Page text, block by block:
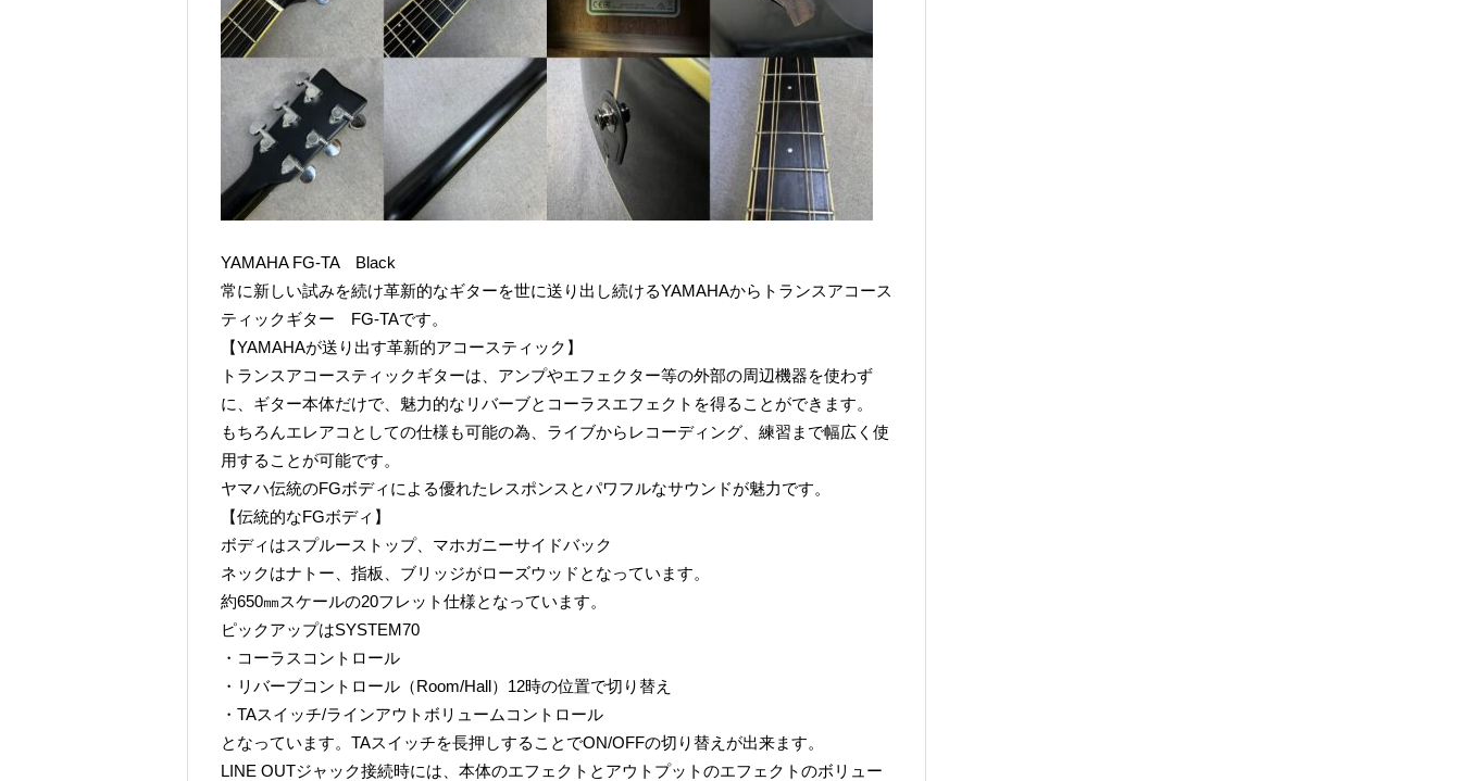
YAMAHA FG-TA Black
常に新しい試みを続け革新的なギターを世に送り出し続けるYAMAHAからトランスアコース
ティックギター FG-TAです。
【YAMAHAが送り出す革新的アコースティック】
トランスアコースティックギターは、アンプやエフェクター等の外部の周辺機器を使わず
に、ギター本体だけで、魅力的なリバーブとコーラスエフェクトを得ることができます。
もちろんエレアコとしての仕様も可能の為、ライブからレコーディング、練習まで幅広く使
用することが可能です。
ヤマハ伝統のFGボディによる優れたレスポンスとパワフルなサウンドが魅力です。
【伝統的なFGボディ】
ボディはスプルーストップ、マホガニーサイドバック
ネックはナトー、指板、ブリッジがローズウッドとなっています。
約650㎜スケールの20フレット仕様となっています。
ピックアップはSYSTEM70
・コーラスコントロール
・リバーブコントロール（Room/Hall）12時の位置で切り替え
・TAスイッチ/ラインアウトボリュームコントロール
となっています。TAスイッチを長押しすることでON/OFFの切り替えが出来ます。
LINE OUTジャック接続時には、本体のエフェクトとアウトプットのエフェクトのボリュー